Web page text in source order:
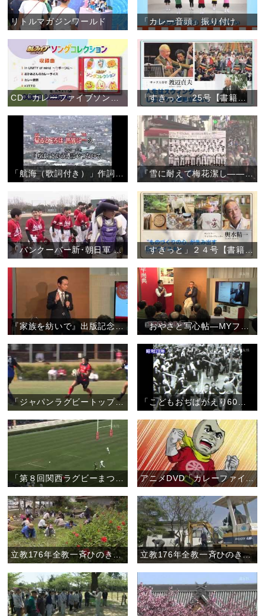
リトルマガジンワールド 「カレー音頭」振り付け
CD「カレーファイブソングコレクション」
「航海（歌詞付き）」作詞作曲:孤馬寛 『雪に耐えて梅花潔し――フランス柔道の父・粟津正蔵と天理教二代真柱・中山正善』【書籍案内】
「バンクーバー新･朝日軍 〝天理の中学生と白球を通して交流を〟」 「すきっと」２４号【書籍案内】
「ジャパンラグビートップリーグ奈良県初開催 〝親里で天理出身の選手が凱旋試合〟」（10月19日） 「こどもおぢばがえり60周年記念 こどもおぢばがえりの元をたずねて」
「第８回関西ラグビーまつり ルポ『花園で伝説の名勝負 再び』」 アニメDVD「カレーファイブ」第２弾！
立教176年全教一斉ひのきしんデー・鹿児島教区大島支部 （4月29日） 立教176年全教一斉ひのきしんデー・長野教区松筑支部 （4月29日）